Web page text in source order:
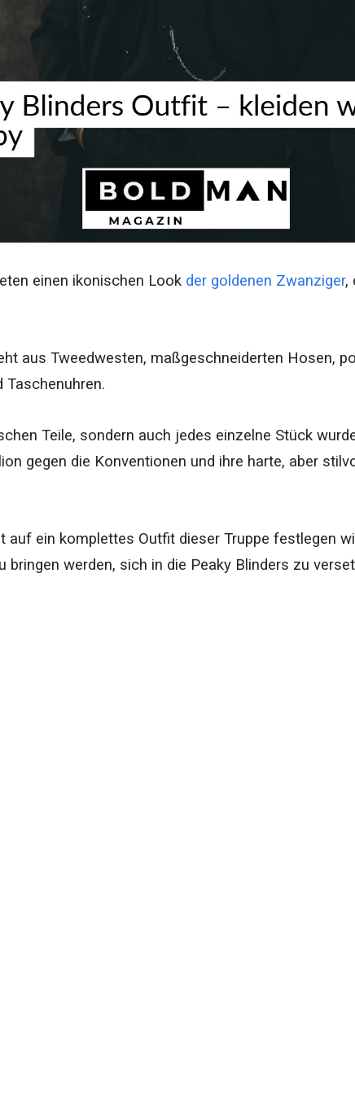
einen ikonischen Look der goldenen Zwanziger,
aus Tweedwesten, maßgeschneiderten Hosen,
Taschenuhren.
Teile, sondern auch jedes einzelne Stück
gegen die Konventionen und ihre harte, aber
auf ein komplettes Outfit dieser Truppe festlegen
bringen werden, sich in die Peaky Blinders zu